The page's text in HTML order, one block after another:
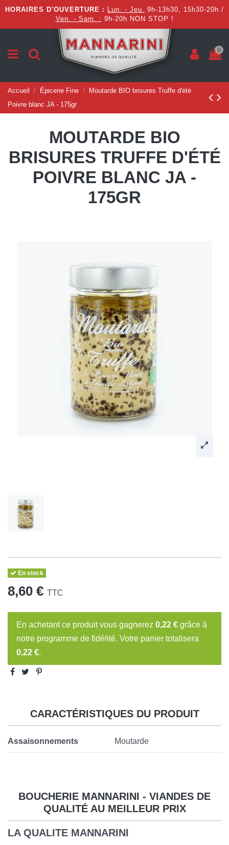
HORAIRES D'OUVERTURE : Lun. - Jeu. 9h-13h30, 15h30-20h /
Ven. - Sam. : 9h-20h NON STOP !
0
Accueil Épicerie Fine
Moutarde BIO brisures Truffe d'été
Poivre blanc JA - 175gr
MOUTARDE BIO
BRISURES TRUFFE D'ÉTÉ
POIVRE BLANC JA -
175GR
En stock
8,60 € TTC
En achetant ce produit vous gagnerez 0,22 € grâce à
notre programme de fidélité. Votre panier totalisera
0,22 €.
CARACTÉRISTIQUES DU PRODUIT
Assaisonnements Moutarde
BOUCHERIE MANNARINI - VIANDES DE
QUALITÉ AU MEILLEUR PRIX
LA QUALITE MANNARINI